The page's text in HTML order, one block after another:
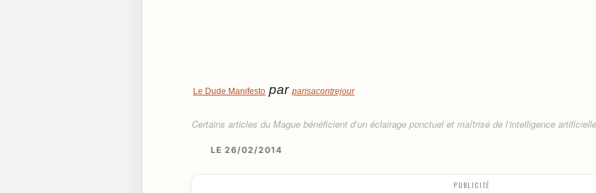
Le Dude Manifesto par parisacontrejour
Certains articles du Mague bénéficient d’un éclairage ponctuel et maîtrisé de l’intelligence
LE 26/02/2014
PUBLICITÉ